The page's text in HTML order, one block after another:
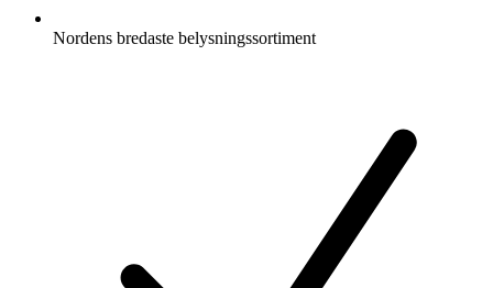
Nordens bredaste belysningssortiment